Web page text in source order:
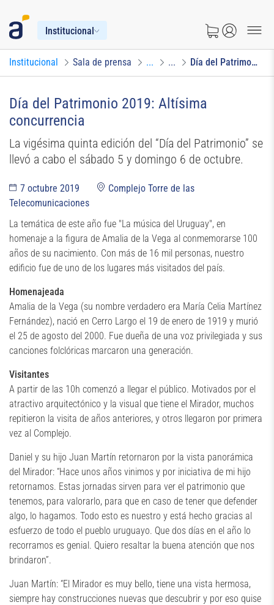
Institucional
Institucional Sala de prensa ... ... Día del Patrimonio 2019: Altísima concurrencia
Día del Patrimonio 2019: Altísima
concurrencia
La vigésima quinta edición del “Día del Patrimonio” se
llevó a cabo el sábado 5 y domingo 6 de octubre.
7 octubre 2019
Complejo Torre de las
Telecomunicaciones
La temática de este año fue "La música del Uruguay", en
homenaje a la figura de Amalia de la Vega al conmemorarse 100
años de su nacimiento. Con más de 16 mil personas, nuestro
edificio fue de uno de los lugares más visitados del país.
Homenajeada
Amalia de la Vega (su nombre verdadero era María Celia Martínez
Fernández), nació en Cerro Largo el 19 de enero de 1919 y murió
el 25 de agosto del 2000. Fue dueña de una voz privilegiada y sus
canciones folclóricas marcaron una generación.
Visitantes
A partir de las 10h comenzó a llegar el público. Motivados por el
atractivo arquitectónico y la visual que tiene el Mirador, muchos
repitieron la visita de años anteriores, y otros llegaron por primera
vez al Complejo.
Daniel y su hijo Juan Martín retornaron por la vista panorámica
del Mirador: “Hace unos años vinimos y por iniciativa de mi hijo
retornamos. Estas jornadas sirven para ver el patrimonio que
tenemos, para valorarlo, para que en caso de tener que defender
algo, lo hagamos. Todo esto es nuestro y está hecho gracias al
esfuerzo de todo el pueblo uruguayo. Que dos días en el año lo
recorramos es genial. Quiero resaltar la buena atención que nos
brindaron”.
Juan Martín: “El Mirador es muy bello, tiene una vista hermosa,
siempre hay construcciones nuevas que descubrir y por eso quise